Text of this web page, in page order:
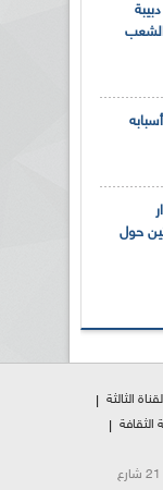
الشعب
حول
الثالثة
الثقافة
© 2026 الإذاعة الجزائرية. كل الحقوق محفوظة | 21 شارع